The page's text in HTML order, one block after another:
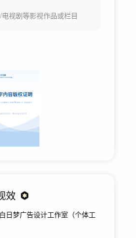
视剧等影视作品或栏目
效
日梦广告设计工作室（个体工